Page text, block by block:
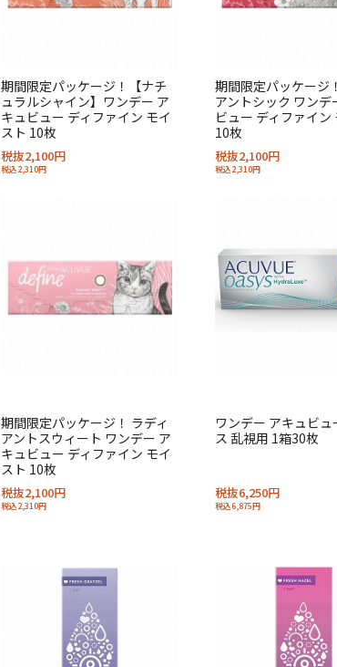
期間限定パッケージ！【ナチ
ュラルシャイン】ワンデー ア
キュビュー ディファイン モイ
スト 10枚
税抜2,100円
税込2,310円
期間限定パッケージ
アントシック ワンデ
ビュー ディファイン
10枚
税抜2,100円
税込2,310円
期間限定パッケージ！ ラディ
アントスウィート ワンデー ア
キュビュー ディファイン モイ
スト 10枚
税抜2,100円
税込2,310円
ワンデー アキュビュ
ス 乱視用 1箱30枚
税抜6,250円
税込6,875円